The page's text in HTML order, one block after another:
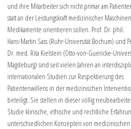
und ihre Mitarbeiter sich nicht primär am
statt an der Leistungskraft medizinischer
Medikamente orientieren sollen. Prof. Dr. phil.
Hans-Martin Sass (Ruhr-Universität Bochum) und
Dr. med. Rita Kielstein (Otto-von-Guericke-
Magdeburg) sind seit vielen Jahren an
internationalen Studien zur Respektierung des
Patientenwillens in der medizinischen
beteiligt. Sie stellen in dieser völlig
Studie klinische, ethische und rechtliche
unterschiedlichen Konzepten von medizinischen